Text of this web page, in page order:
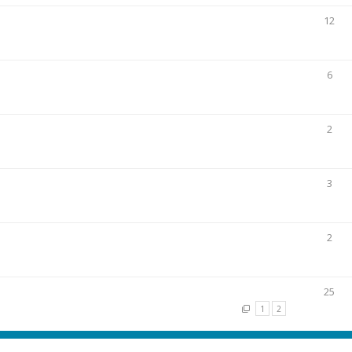
12
6
2
3
2
1 2
25